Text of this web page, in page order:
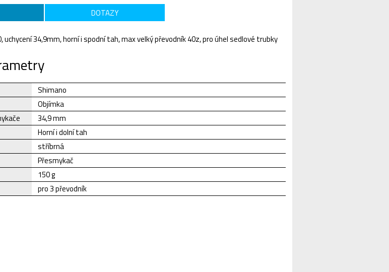
DOTAZY
34,9mm, horní i spodní tah, max velký převodník 40z, pro úhel sedlové trubky
Shimano
Objímka
34,9 mm
Horní i dolní tah
stříbrná
Přesmykač
150 g
pro 3 převodník